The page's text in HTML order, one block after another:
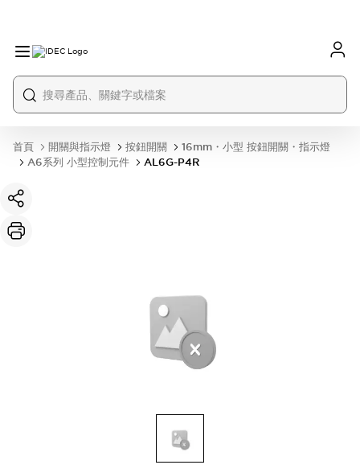
首頁 開關與指示燈 按鈕開關
16mm・小型 按鈕開關・指示燈
A6系列 小型控制元件
AL6G-P4R